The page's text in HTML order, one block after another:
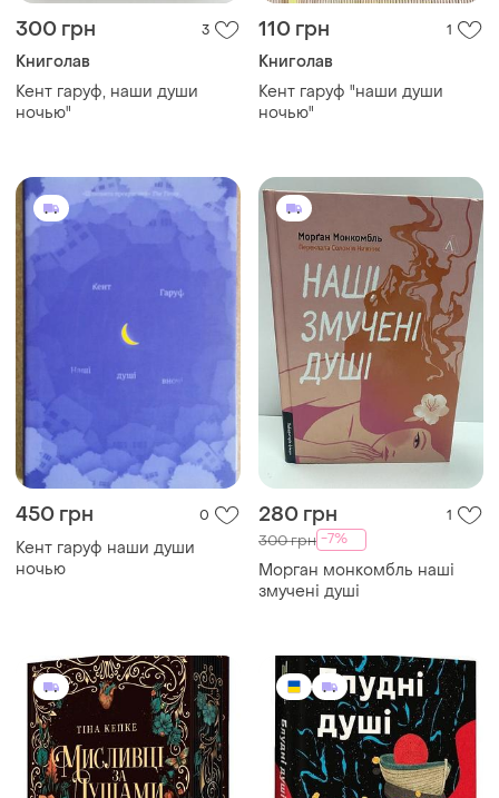
300 грн 3
Книголав
Кент гаруф, наши души
ночью"
110 грн 1
Книголав
Кент гаруф "наши души
ночью"
450 грн 0
Кент гаруф наши души
ночью
280 грн 1
300 грн -7%
Морган монкомбль наші
змучені душі